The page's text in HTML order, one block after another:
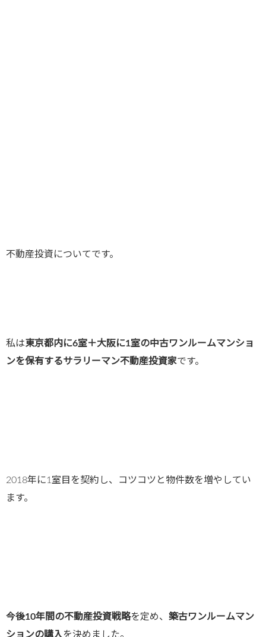
不動産投資についてです。
私は東京都内に6室＋大阪に1室の中古ワンルームマンショ
ンを保有するサラリーマン不動産投資家です。
2018年に1室目を契約し、コツコツと物件数を増やしてい
ます。
今後10年間の不動産投資戦略を定め、 築古ワンルームマン
ションの購入を決めました。